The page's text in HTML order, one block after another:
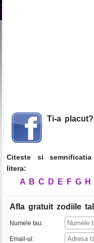
Ti-a placut?
Citeste si
litera:
A B C D E F G H
Afla gratuit zodiile
Numele tau:
Email-ul: